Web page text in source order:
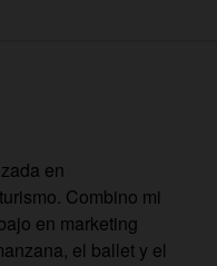
en
Combino mi
en marketing
el ballet y el